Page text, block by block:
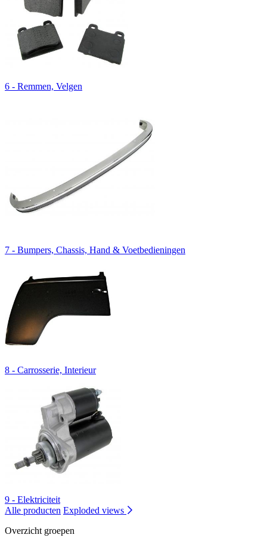
6 - Remmen, Velgen
7 - Bumpers, Chassis, Hand & Voetbedieningen
8 - Carrosserie, Interieur
9 - Elektriciteit
Alle producten Exploded views
Overzicht groepen